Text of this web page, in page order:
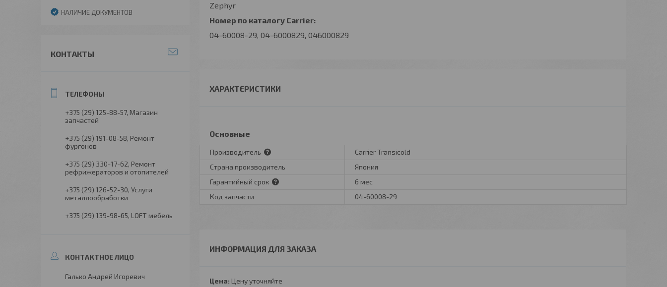
Zephyr
Номер по каталогу Carrier:
04-60008-29, 04-6000829, 046000829
ХАРАКТЕРИСТИКИ
Основные
Производитель
Carrier Transicold
Страна производитель
Япония
Гарантийный срок
6 мес
Код запчасти
04-60008-29
ИНФОРМАЦИЯ ДЛЯ ЗАКАЗА
Цена: Цену уточняйте
НАЛИЧИЕ ДОКУМЕНТОВ
КОНТАКТЫ
+375 (29) 125-88-57 Магазин
запчастей
+375 (29) 191-08-58 Ремонт
фургонов
+375 (29) 330-17-62 Ремонт
рефрижераторов и отопителей
+375 (29) 126-52-30 Услуги
металлообработки
+375 (29) 139-98-65 LOFT мебель
Галько Андрей Игоревич